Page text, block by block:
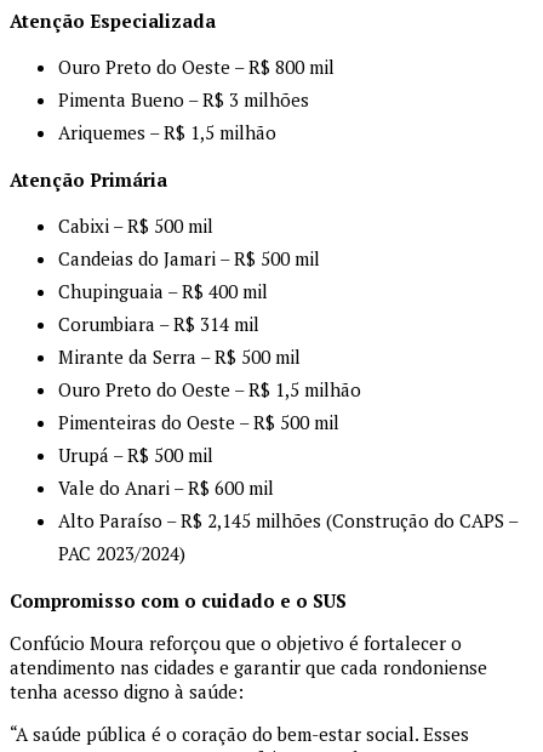
Atenção Especializada
Ouro Preto do Oeste – R$ 800 mil
Pimenta Bueno – R$ 3 milhões
Ariquemes – R$ 1,5 milhão
Atenção Primária
Cabixi – R$ 500 mil
Candeias do Jamari – R$ 500 mil
Chupinguaia – R$ 400 mil
Corumbiara – R$ 314 mil
Mirante da Serra – R$ 500 mil
Ouro Preto do Oeste – R$ 1,5 milhão
Pimenteiras do Oeste – R$ 500 mil
Urupá – R$ 500 mil
Vale do Anari – R$ 600 mil
Alto Paraíso – R$ 2,145 milhões (Construção do CAPS –
PAC 2023/2024)
Compromisso com o cuidado e o SUS
Confúcio Moura reforçou que o objetivo é fortalecer o
atendimento nas cidades e garantir que cada rondoniense
tenha acesso digno à saúde:
“A saúde pública é o coração do bem-estar social. Esses